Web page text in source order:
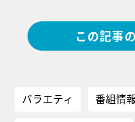
この記事
バラエティ 番組情